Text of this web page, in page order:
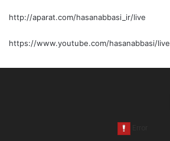
http://aparat.com/hasanabbasi_ir/live
https://www.youtube.com/hasanabbasi/live